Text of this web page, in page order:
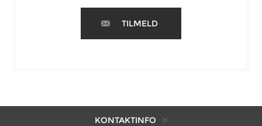
TILMELD
KONTAKTINFO